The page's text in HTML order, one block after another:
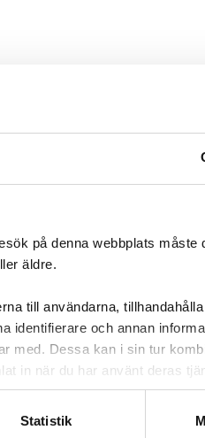
på denna webbplats måste
äldre.
till användarna,
identifierare och annan
med. Dessa kan i sin tur
in när du har använt deras
Statistik
av hela familjen. Hade i